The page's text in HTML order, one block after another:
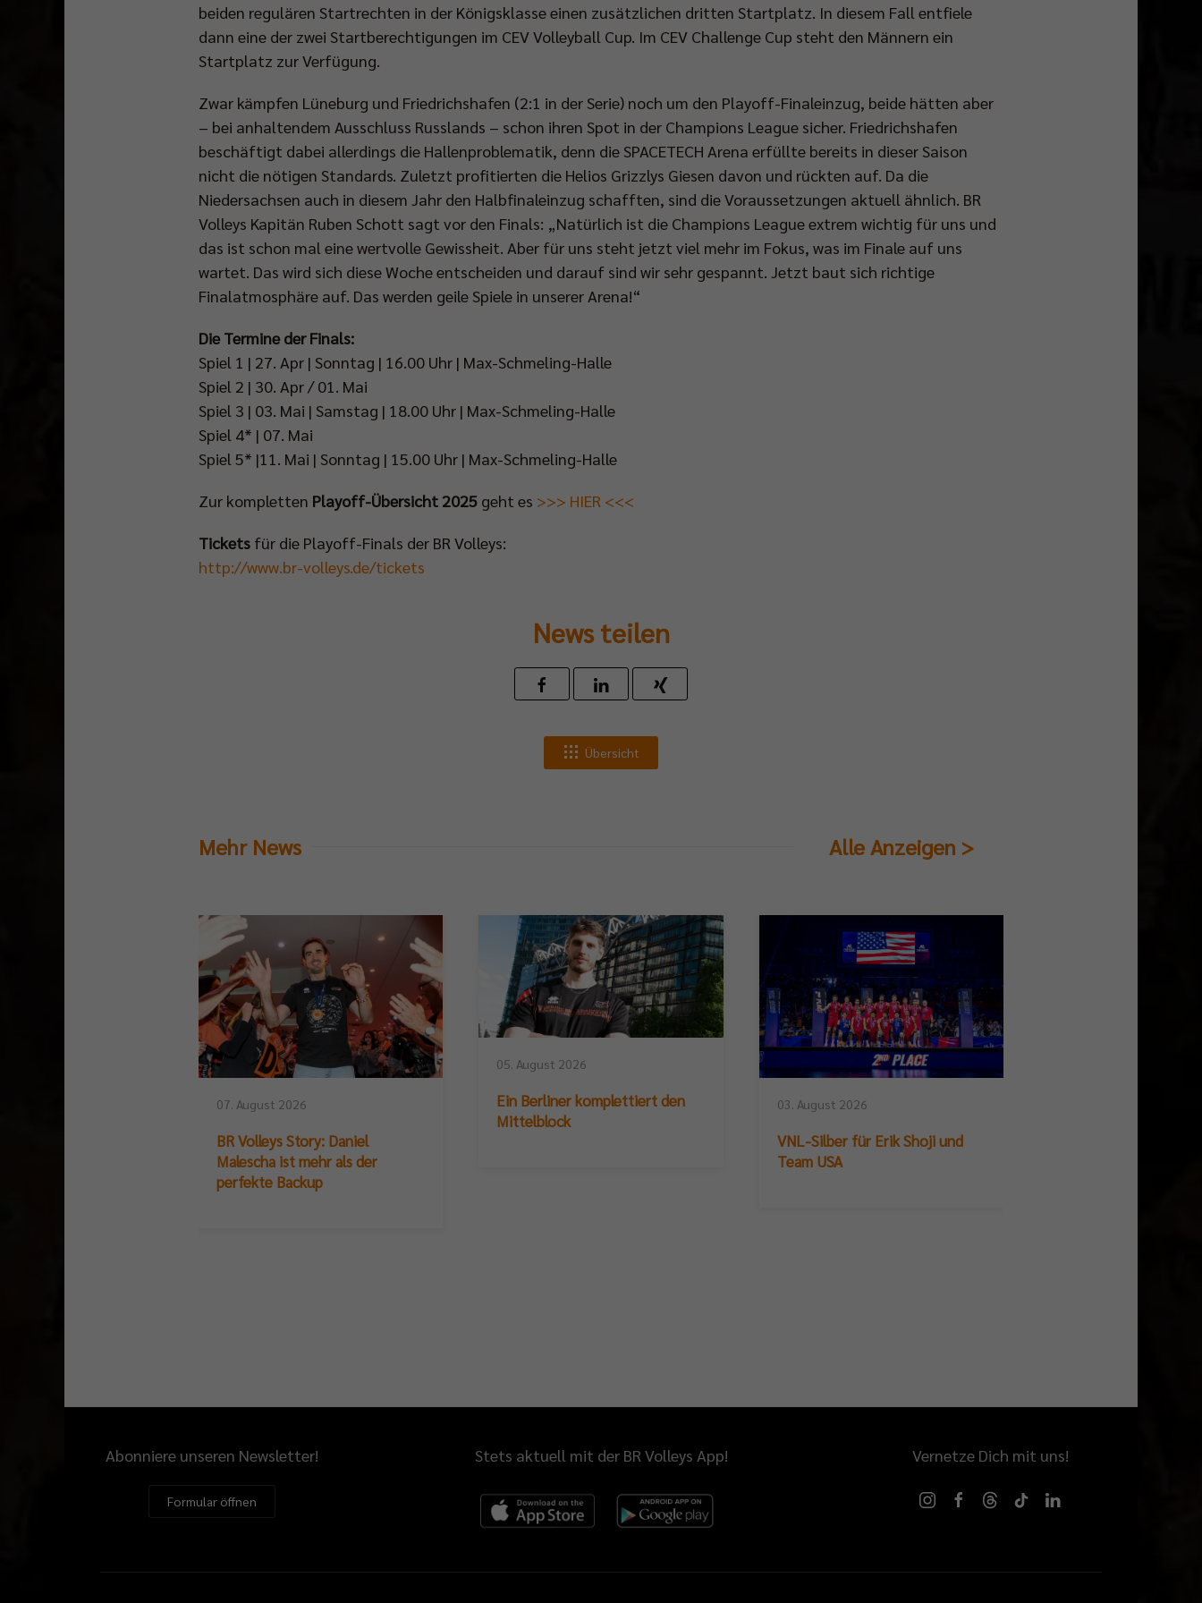
beiden regulären Startrechten in der Königsklasse einen zusätzlichen dritten Startplatz. In diesem Fall entfiele
dann eine der zwei Startberechtigungen im CEV Volleyball Cup. Im CEV Challenge Cup steht den Männern ein
Startplatz zur Verfügung.
Zwar kämpfen Lüneburg und Friedrichshafen (2:1 in der Serie) noch um den Playoff-Finaleinzug, beide hätten aber
– bei anhaltendem Ausschluss Russlands – schon ihren Spot in der Champions League sicher. Friedrichshafen
beschäftigt dabei allerdings die Hallenproblematik, denn die SPACETECH Arena erfüllte bereits in dieser Saison
nicht die nötigen Standards. Zuletzt profitierten die Helios Grizzlys Giesen davon und rückten auf. Da die
Niedersachsen auch in diesem Jahr den Halbfinaleinzug schafften, sind die Voraussetzungen aktuell ähnlich. BR
Volleys Kapitän Ruben Schott sagt vor den Finals: „Natürlich ist die Champions League extrem wichtig für uns und
das ist schon mal eine wertvolle Gewissheit. Aber für uns steht jetzt viel mehr im Fokus, was im Finale auf uns
wartet. Das wird sich diese Woche entscheiden und darauf sind wir sehr gespannt. Jetzt baut sich richtige
Finalatmosphäre auf. Das werden geile Spiele in unserer Arena!“
Die Termine der Finals:
Spiel 1 | 27. Apr | Sonntag | 16.00 Uhr | Max-Schmeling-Halle
Spiel 2 | 30. Apr / 01. Mai
Spiel 3 | 03. Mai | Samstag | 18.00 Uhr | Max-Schmeling-Halle
Spiel 4* | 07. Mai
Spiel 5* |11. Mai | Sonntag | 15.00 Uhr | Max-Schmeling-Halle
Zur kompletten Playoff-Übersicht 2025 geht es >>> HIER <<<
Tickets für die Playoff-Finals der BR Volleys:
http://www.br-volleys.de/tickets
News teilen
Übersicht
Mehr News Alle Anzeigen >
07. August 2026
BR Volleys Story: Daniel
Malescha ist mehr als der
perfekte Backup
05. August 2026
Ein Berliner komplettiert den
Mittelblock
03. August 2026
VNL-Silber für Erik Shoji und
Team USA
Abonniere unseren Newsletter!
Formular öffnen
Stets aktuell mit der BR Volleys App! Vernetze Dich mit uns!